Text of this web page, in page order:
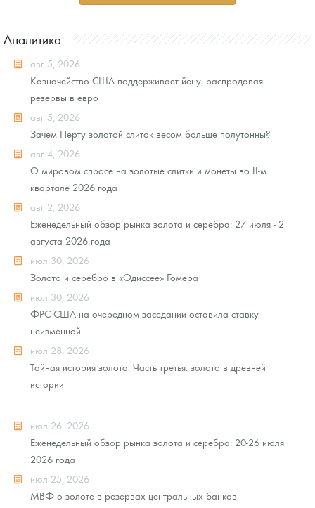
Аналитика
авг 5, 2026
Казначейство США поддерживает йену, распродавая
резервы в евро
авг 5, 2026
Зачем Перту золотой слиток весом больше полутонны?
авг 4, 2026
О мировом спросе на золотые слитки и монеты во II-м
квартале 2026 года
авг 2, 2026
Еженедельный обзор рынка золота и серебра: 27 июля - 2
августа 2026 года
июл 30, 2026
Золото и серебро в «Одиссее» Гомера
июл 30, 2026
ФРС США на очередном заседании оставила ставку
неизменной
июл 28, 2026
Тайная история золота. Часть третья: золото в древней
истории
июл 26, 2026
Еженедельный обзор рынка золота и серебра: 20-26 июля
2026 года
июл 25, 2026
МВФ о золоте в резервах центральных банков